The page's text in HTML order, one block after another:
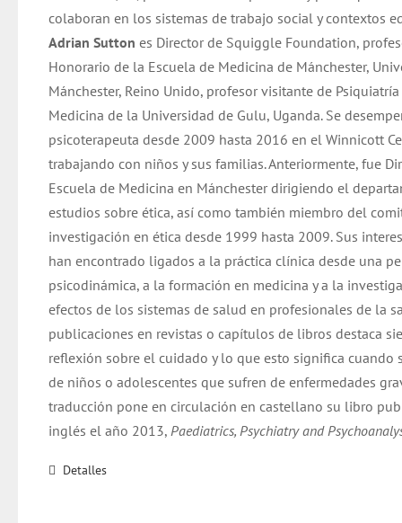
colaboran en los sistemas de trabajo social y contextos
Adrian Sutton es Director de Squiggle Foundation,
Honorario de la Escuela de Medicina de Mánchester,
Mánchester, Reino Unido, profesor visitante de
Medicina de la Universidad de Gulu, Uganda. Se
psicoterapeuta desde 2009 hasta 2016 en el Winnicott
trabajando con niños y sus familias. Anteriormente, fue
Escuela de Medicina en Mánchester dirigiendo el
estudios sobre ética, así como también miembro del
investigación en ética desde 1999 hasta 2009. Sus
han encontrado ligados a la práctica clínica desde una
psicodinámica, a la formación en medicina y a la
efectos de los sistemas de salud en profesionales de la
publicaciones en revistas o capítulos de libros destaca
reflexión sobre el cuidado y lo que esto significa cuando
de niños o adolescentes que sufren de enfermedades
traducción pone en circulación en castellano su libro
inglés el año 2013, Paediatrics, Psychiatry and
Detalles